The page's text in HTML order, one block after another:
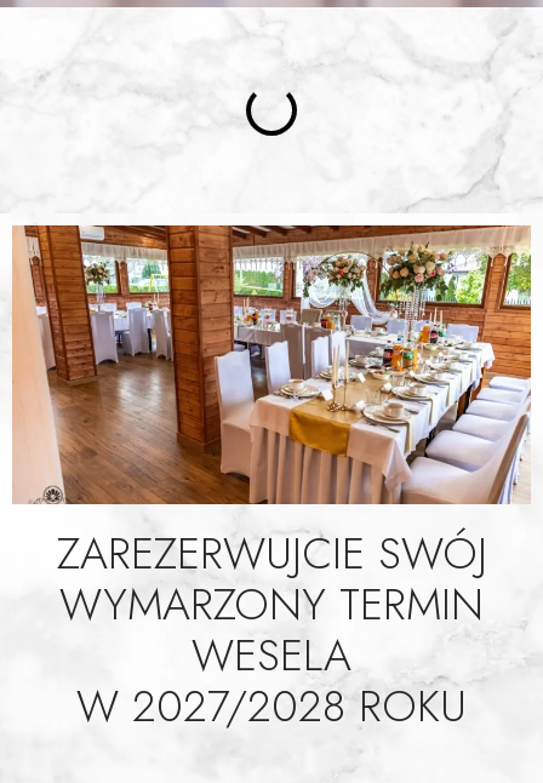
ZAREZERWUJCIE SWÓJ
WYMARZONY TERMIN
WESELA
W 2027/2028 ROKU